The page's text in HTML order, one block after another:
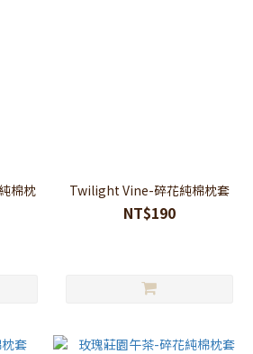
棉枕
Twilight Vine-碎花純棉枕套
NT$190